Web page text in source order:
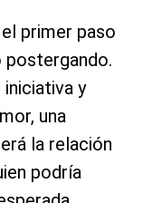
primer paso
postergando.
y
una
la relación
podría